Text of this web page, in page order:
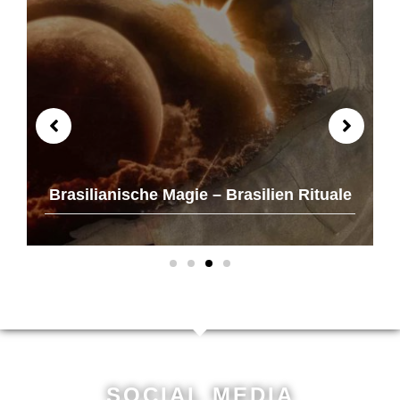
Brasilianische Magie – Brasilien Rituale
SOCIAL MEDIA